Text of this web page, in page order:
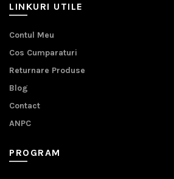
LINKURI UTILE
Contul Meu
Cos Cumparaturi
Returnare Produse
Blog
Contact
ANPC
PROGRAM